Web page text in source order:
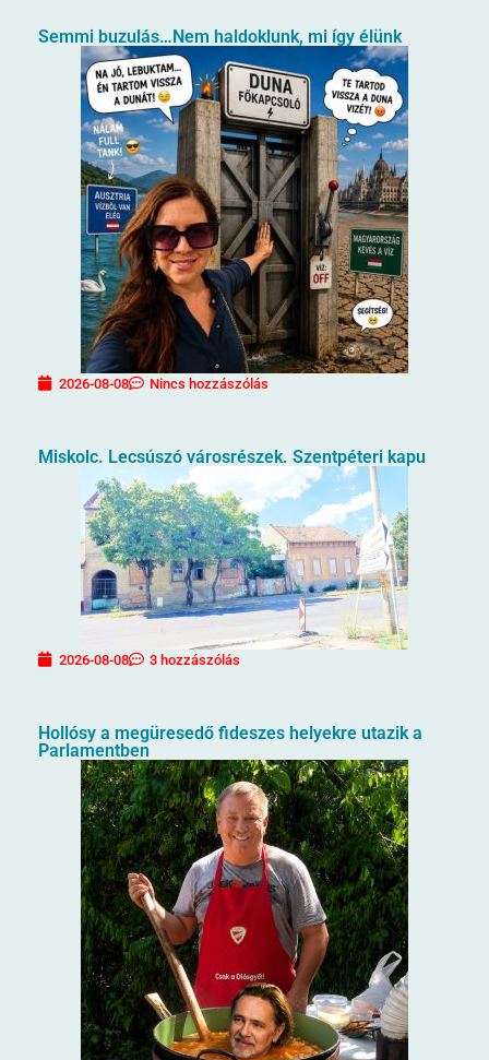
Semmi buzulás…Nem haldoklunk, mi így élünk
2026-08-08 Nincs hozzászólás
Miskolc. Lecsúszó városrészek. Szentpéteri kapu
2026-08-08 3 hozzászólás
Hollósy a megüresedő fideszes helyekre utazik a
Parlamentben